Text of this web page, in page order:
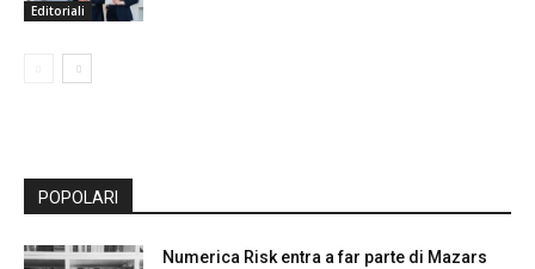
Editoriali
POPOLARI
Numerica Risk entra a far parte di Mazars